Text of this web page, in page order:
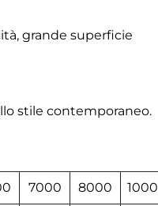
grande superficie
stile contemporaneo.
7000 8000